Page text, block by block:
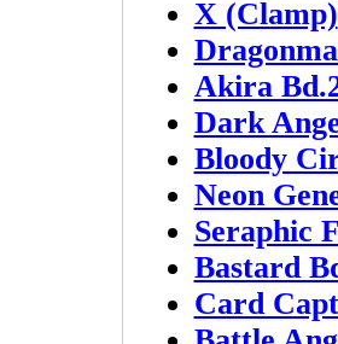
X (Clamp)
Akira
Dark
Bloody
Neon
Seraphic
Bastard
Card